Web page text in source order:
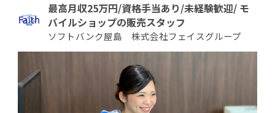
最高月収25万円/資格手当あり/未経験歓迎/ モ
バイルショップの販売スタッフ
ソフトバンク屋島 株式会社フェイスグループ